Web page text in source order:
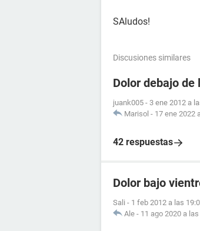
SAludos!
Discusiones similares
Dolor debajo
juank005 - 3 ene 2012 a
Marisol - 17 ene 2022
42 respuestas
Dolor bajo
Sali - 1 feb 2012 a las
Ale - 11 ago 2020 a